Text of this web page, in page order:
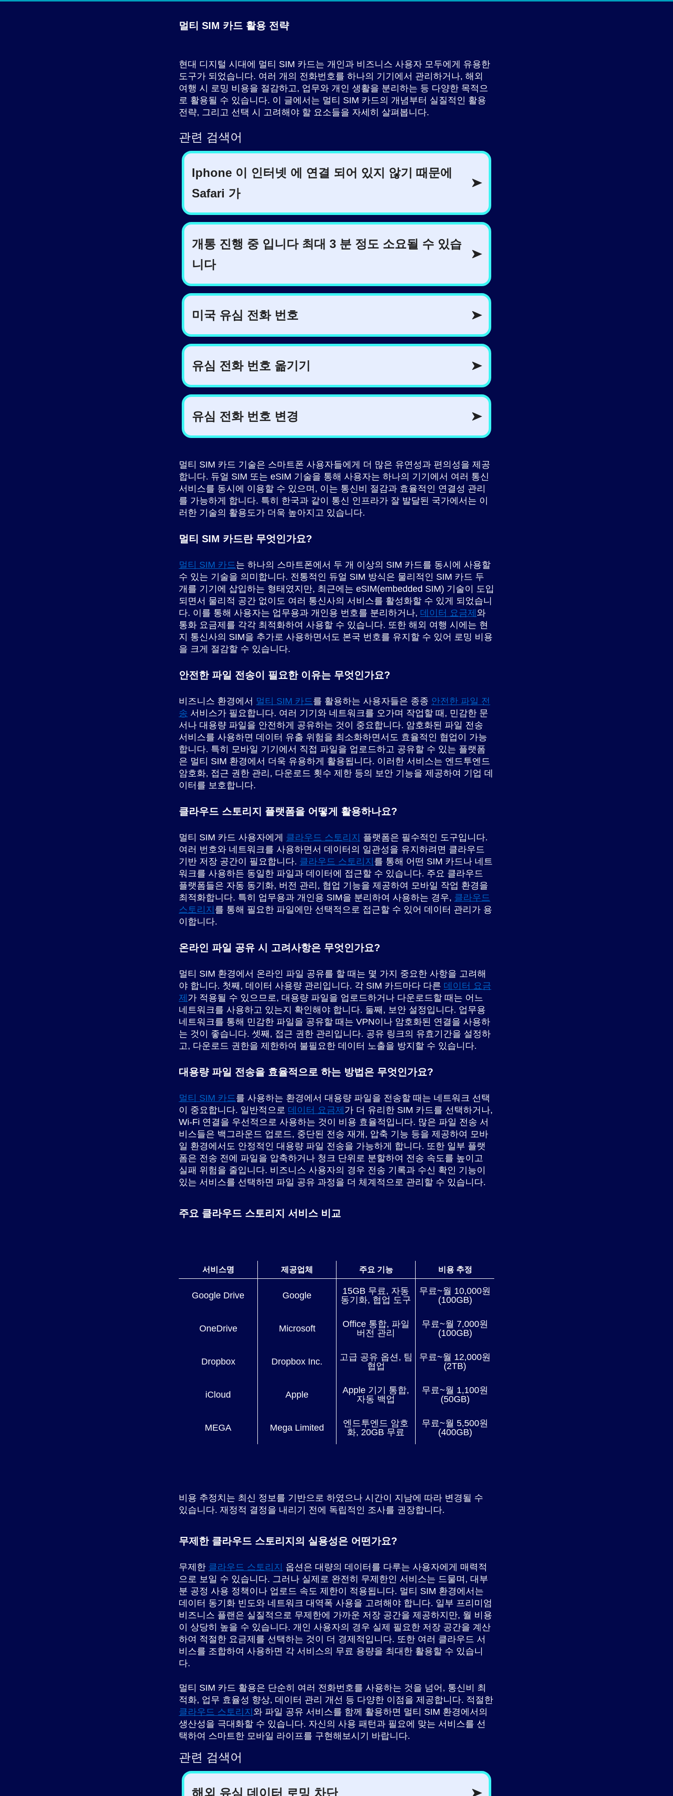
멀티 SIM 카드 활용 전략
현대 디지털 시대에 멀티 SIM 카드는 개인과 비즈니스 사용자 모두에게 유용한
도구가 되었습니다. 여러 개의 전화번호를 하나의 기기에서 관리하거나, 해외
여행 시 로밍 비용을 절감하고, 업무와 개인 생활을 분리하는 등 다양한 목적으
로 활용될 수 있습니다. 이 글에서는 멀티 SIM 카드의 개념부터 실질적인 활용
전략, 그리고 선택 시 고려해야 할 요소들을 자세히 살펴봅니다.
멀티 SIM 카드 기술은 스마트폰 사용자들에게 더 많은 유연성과 편의성을 제공
합니다. 듀얼 SIM 또는 eSIM 기술을 통해 사용자는 하나의 기기에서 여러 통신
서비스를 동시에 이용할 수 있으며, 이는 통신비 절감과 효율적인 연결성 관리
를 가능하게 합니다. 특히 한국과 같이 통신 인프라가 잘 발달된 국가에서는 이
러한 기술의 활용도가 더욱 높아지고 있습니다.
멀티 SIM 카드란 무엇인가요?
멀티 SIM 카드는 하나의 스마트폰에서 두 개 이상의 SIM 카드를 동시에 사용할
수 있는 기술을 의미합니다. 전통적인 듀얼 SIM 방식은 물리적인 SIM 카드 두
개를 기기에 삽입하는 형태였지만, 최근에는 eSIM(embedded SIM) 기술이 도입
되면서 물리적 공간 없이도 여러 통신사의 서비스를 활성화할 수 있게 되었습니
다. 이를 통해 사용자는 업무용과 개인용 번호를 분리하거나, 데이터 요금제 와
통화 요금제를 각각 최적화하여 사용할 수 있습니다. 또한 해외 여행 시에는 현
지 통신사의 SIM을 추가로 사용하면서도 본국 번호를 유지할 수 있어 로밍 비용
을 크게 절감할 수 있습니다.
안전한 파일 전송이 필요한 이유는 무엇인가요?
비즈니스 환경에서 멀티 SIM 카드를 활용하는 사용자들은 종종 안전한 파일 전
송 서비스가 필요합니다. 여러 기기와 네트워크를 오가며 작업할 때, 민감한 문
서나 대용량 파일을 안전하게 공유하는 것이 중요합니다. 암호화된 파일 전송
서비스를 사용하면 데이터 유출 위험을 최소화하면서도 효율적인 협업이 가능
합니다. 특히 모바일 기기에서 직접 파일을 업로드하고 공유할 수 있는 플랫폼
은 멀티 SIM 환경에서 더욱 유용하게 활용됩니다. 이러한 서비스는 엔드투엔드
암호화, 접근 권한 관리, 다운로드 횟수 제한 등의 보안 기능을 제공하여 기업 데
이터를 보호합니다.
클라우드 스토리지 플랫폼을 어떻게 활용하나요?
멀티 SIM 카드 사용자에게 클라우드 스토리지
플랫폼은 필수적인 도구입니다.
여러 번호와 네트워크를 사용하면서 데이터의 일관성을 유지하려면 클라우드
기반 저장 공간이 필요합니다. 클라우드 스토리지 를 통해 어떤 SIM 카드나 네트
워크를 사용하든 동일한 파일과 데이터에 접근할 수 있습니다. 주요 클라우드
플랫폼들은 자동 동기화, 버전 관리, 협업 기능을 제공하여 모바일 작업 환경을
최적화합니다. 특히 업무용과 개인용 SIM을 분리하여 사용하는 경우, 클라우드
스토리지 를 통해 필요한 파일에만 선택적으로 접근할 수 있어 데이터 관리가 용
이합니다.
온라인 파일 공유 시 고려사항은 무엇인가요?
멀티 SIM 환경에서 온라인 파일 공유를 할 때는 몇 가지 중요한 사항을 고려해
야 합니다. 첫째, 데이터 사용량 관리입니다. 각 SIM 카드마다 다른 데이터 요금
제 가 적용될 수 있으므로, 대용량 파일을 업로드하거나 다운로드할 때는 어느
네트워크를 사용하고 있는지 확인해야 합니다. 둘째, 보안 설정입니다. 업무용
네트워크를 통해 민감한 파일을 공유할 때는 VPN이나 암호화된 연결을 사용하
는 것이 좋습니다. 셋째, 접근 권한 관리입니다. 공유 링크의 유효기간을 설정하
고, 다운로드 권한을 제한하여 불필요한 데이터 노출을 방지할 수 있습니다.
대용량 파일 전송을 효율적으로 하는 방법은 무엇인가요?
멀티 SIM 카드를 사용하는 환경에서 대용량 파일을 전송할 때는 네트워크 선택
이 중요합니다. 일반적으로 데이터 요금제 가 더 유리한 SIM 카드를 선택하거나,
Wi-Fi 연결을 우선적으로 사용하는 것이 비용 효율적입니다. 많은 파일 전송 서
비스들은 백그라운드 업로드, 중단된 전송 재개, 압축 기능 등을 제공하여 모바
일 환경에서도 안정적인 대용량 파일 전송을 가능하게 합니다. 또한 일부 플랫
폼은 전송 전에 파일을 압축하거나 청크 단위로 분할하여 전송 속도를 높이고
실패 위험을 줄입니다. 비즈니스 사용자의 경우 전송 기록과 수신 확인 기능이
있는 서비스를 선택하면 파일 공유 과정을 더 체계적으로 관리할 수 있습니다.
주요 클라우드 스토리지 서비스 비교
서비스명 제공업체 주요 기능 비용 추정
Google Drive Google
15GB 무료, 자동
동기화, 협업 도구
무료~월 10,000원
(100GB)
OneDrive Microsoft
Office 통합, 파일
버전 관리
무료~월 7,000원
(100GB)
Dropbox Dropbox Inc.
고급 공유 옵션, 팀
협업
무료~월 12,000원
(2TB)
iCloud Apple
Apple 기기 통합,
자동 백업
무료~월 1,100원
(50GB)
MEGA Mega Limited
엔드투엔드 암호
화, 20GB 무료
무료~월 5,500원
(400GB)
비용 추정치는 최신 정보를 기반으로 하였으나 시간이 지남에 따라 변경될 수
있습니다. 재정적 결정을 내리기 전에 독립적인 조사를 권장합니다.
무제한 클라우드 스토리지의 실용성은 어떤가요?
무제한 클라우드 스토리지
옵션은 대량의 데이터를 다루는 사용자에게 매력적
으로 보일 수 있습니다. 그러나 실제로 완전히 무제한인 서비스는 드물며, 대부
분 공정 사용 정책이나 업로드 속도 제한이 적용됩니다. 멀티 SIM 환경에서는
데이터 동기화 빈도와 네트워크 대역폭 사용을 고려해야 합니다. 일부 프리미엄
비즈니스 플랜은 실질적으로 무제한에 가까운 저장 공간을 제공하지만, 월 비용
이 상당히 높을 수 있습니다. 개인 사용자의 경우 실제 필요한 저장 공간을 계산
하여 적절한 요금제를 선택하는 것이 더 경제적입니다. 또한 여러 클라우드 서
비스를 조합하여 사용하면 각 서비스의 무료 용량을 최대한 활용할 수 있습니
다.
멀티 SIM 카드 활용은 단순히 여러 전화번호를 사용하는 것을 넘어, 통신비 최
적화, 업무 효율성 향상, 데이터 관리 개선 등 다양한 이점을 제공합니다. 적절한
클라우드 스토리지 와 파일 공유 서비스를 함께 활용하면 멀티 SIM 환경에서의
생산성을 극대화할 수 있습니다. 자신의 사용 패턴과 필요에 맞는 서비스를 선
택하여 스마트한 모바일 라이프를 구현해보시기 바랍니다.